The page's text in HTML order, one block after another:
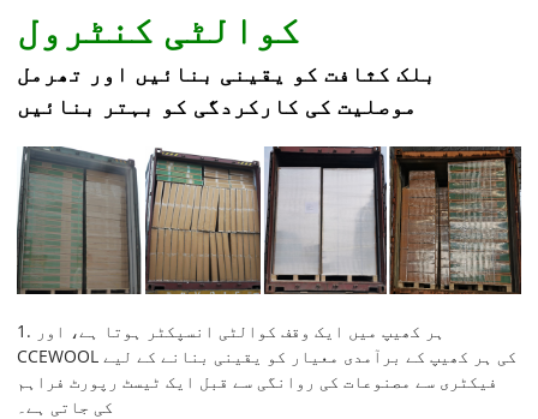
کوالٹی کنٹرول
بلک کثافت کو یقینی بنائیں اور تھرمل
موصلیت کی کارکردگی کو بہتر بنائیں
1. ہر کھیپ میں ایک وقف کوالٹی انسپکٹر ہوتا ہے، اور
CCEWOOL کی ہر کھیپ کے برآمدی معیار کو یقینی بنانے کے لیے
فیکٹری سے مصنوعات کی روانگی سے قبل ایک ٹیسٹ رپورٹ فراہم
کی جاتی ہے۔